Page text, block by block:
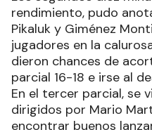
rendimiento, pudo
Pikaluk y Giménez
jugadores en la
dieron chances de
parcial 16-18 e irse al
En el tercer parcial, se
dirigidos por Mario
encontrar buenos